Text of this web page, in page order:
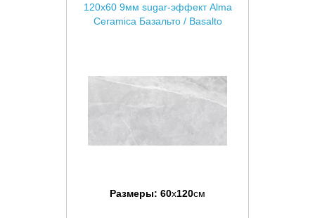
120x60 9мм sugar-эффект Alma
Ceramica Базальто / Basalto
Размеры: 60x120см